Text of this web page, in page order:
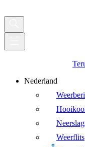
Nederland
Weerflits